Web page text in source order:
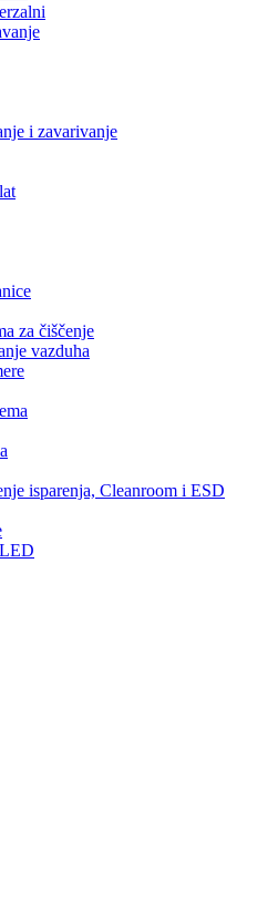
i zavarivanje
za čiščenje
vazduha
isparenja, Cleanroom i ESD